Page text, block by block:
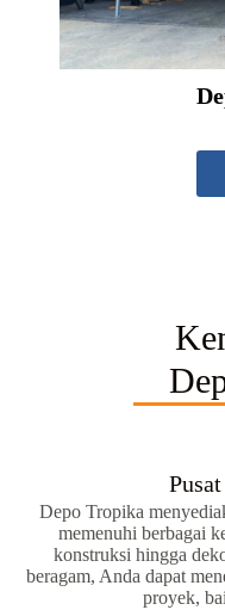
Depo Tropika
memenuhi berbagai
konstruksi hingga
beragam, Anda dapat
proyek,